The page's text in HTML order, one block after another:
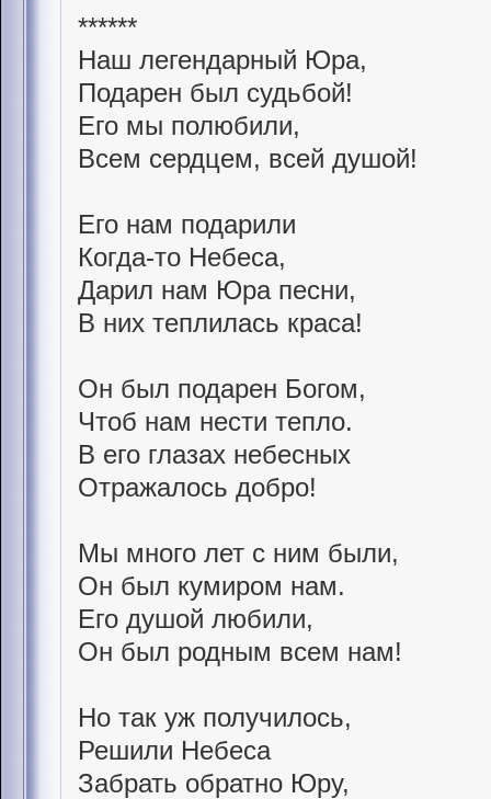
******
Наш легендарный Юра,
Подарен был судьбой!
Его мы полюбили,
Всем сердцем, всей душой!
Его нам подарили
Когда-то Небеса,
Дарил нам Юра песни,
В них теплилась краса!
Он был подарен Богом,
Чтоб нам нести тепло.
В его глазах небесных
Отражалось добро!
Мы много лет с ним были,
Он был кумиром нам.
Его душой любили,
Он был родным всем нам!
Но так уж получилось,
Решили Небеса
Забрать обратно Юру,